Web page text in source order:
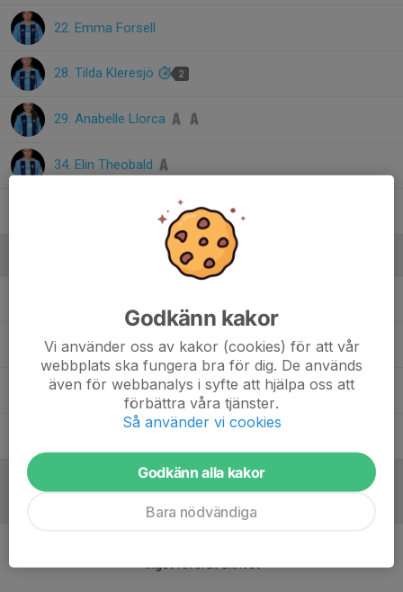
22. Emma Forsell
28. Tilda Kleresjö 2
29. Anabelle Llorca
34. Elin Theobald
66. Ängla Wili-Blomé
Johan SunnviusSportchef Dam
Jonathan WelanderTränare
Inget referat skrivet
Godkänn kakor
Vi använder oss av kakor (cookies) för att vår
webbplats ska fungera bra för dig. De används
även för webbanalys i syfte att hjälpa oss att
förbättra våra tjänster.
Så använder vi cookies
Godkänn alla kakor
Bara nödvändiga